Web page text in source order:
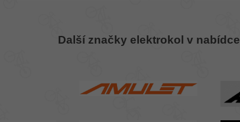
Další značky elektrokol v nabídce